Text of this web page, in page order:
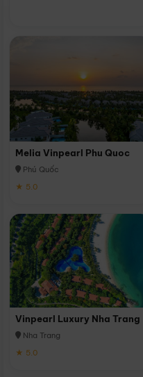
Melia Vinpearl Phu Quoc
Phú Quốc
★ 5.0
Vinpearl Luxury Nha Trang
Nha Trang
★ 5.0